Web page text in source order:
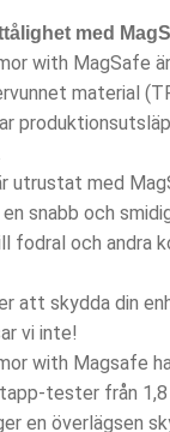
med
with MagSafe
material
utrustat med
snabb och
fodral och andra
att skydda din
vi inte!
with Magsafe
tester från
en överlägsen